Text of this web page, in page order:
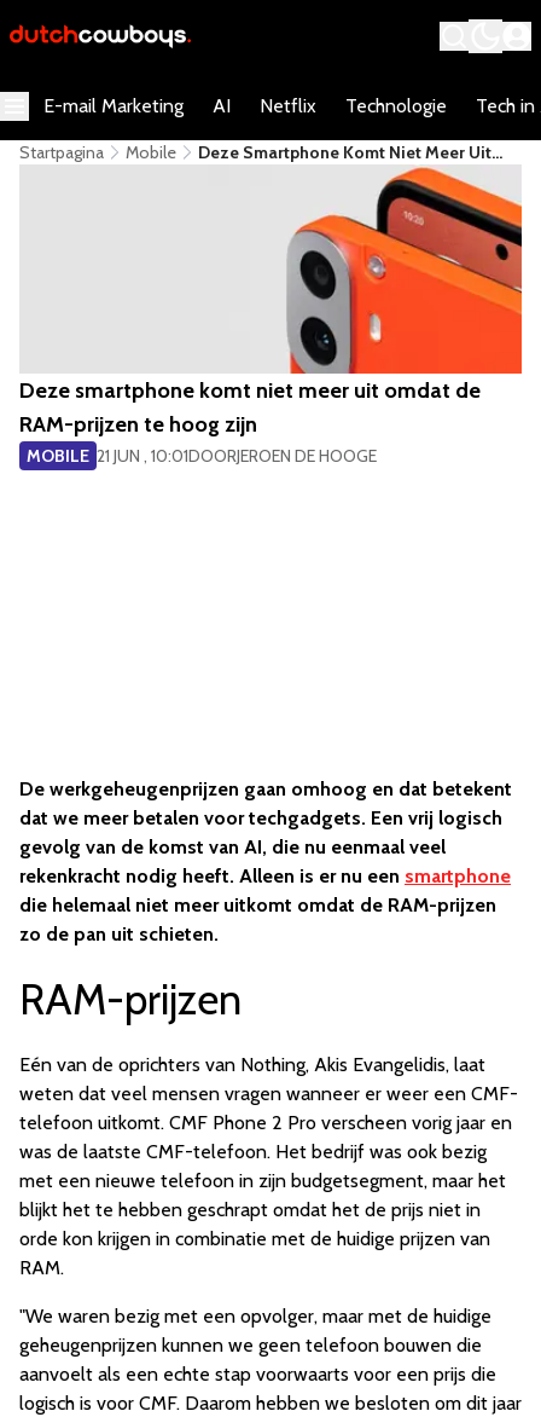
E-mail Marketing AI Netflix Technologie Tech in
Startpagina Mobile
Deze Smartphone Komt Niet Meer Uit
Omdat De RAM-Prijzen Te Hoog Zijn
Deze smartphone komt niet meer uit omdat de
RAM-prijzen te hoog zijn
MOBILE 21 JUN , 10:01DOORJEROEN DE HOOGE
De werkgeheugenprijzen gaan omhoog en dat betekent
dat we meer betalen voor techgadgets. Een vrij logisch
gevolg van de komst van AI, die nu eenmaal veel
rekenkracht nodig heeft. Alleen is er nu een smartphone
die helemaal niet meer uitkomt omdat de RAM-prijzen
zo de pan uit schieten.
RAM-prijzen
Eén van de oprichters van Nothing, Akis Evangelidis, laat
weten dat veel mensen vragen wanneer er weer een CMF-
telefoon uitkomt. CMF Phone 2 Pro verscheen vorig jaar en
was de laatste CMF-telefoon. Het bedrijf was ook bezig
met een nieuwe telefoon in zijn budgetsegment, maar het
blijkt het te hebben geschrapt omdat het de prijs niet in
orde kon krijgen in combinatie met de huidige prijzen van
RAM.
"We waren bezig met een opvolger, maar met de huidige
geheugenprijzen kunnen we geen telefoon bouwen die
aanvoelt als een echte stap voorwaarts voor een prijs die
logisch is voor CMF. Daarom hebben we besloten om dit jaar